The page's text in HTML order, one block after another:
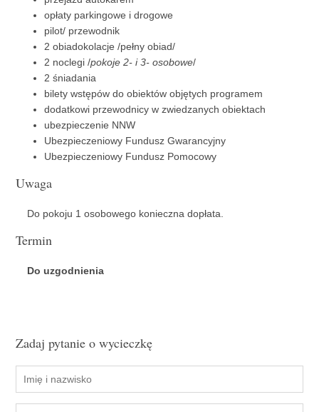
opłaty parkingowe i drogowe
pilot/ przewodnik
2 obiadokolacje /pełny obiad/
2 noclegi /pokoje 2- i 3- osobowe/
2 śniadania
bilety wstępów do obiektów objętych programem
dodatkowi przewodnicy w zwiedzanych obiektach
ubezpieczenie NNW
Ubezpieczeniowy Fundusz Gwarancyjny
Ubezpieczeniowy Fundusz Pomocowy
Uwaga
Do pokoju 1 osobowego konieczna dopłata.
Termin
Do uzgodnienia
Zadaj pytanie o wycieczkę